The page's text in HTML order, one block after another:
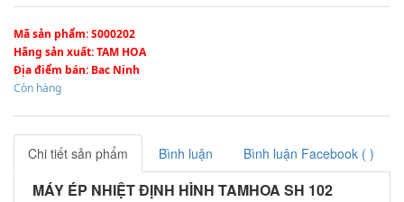
Mã sản phẩm: S000202
Hãng sản xuất: TAM HOA
Địa điểm bán: Bac Ninh
Còn hàng
Chi tiết sản phẩm Bình luận Bình luận Facebook ( )
MÁY ÉP NHIỆT ĐỊNH HÌNH TAMHOA SH 102